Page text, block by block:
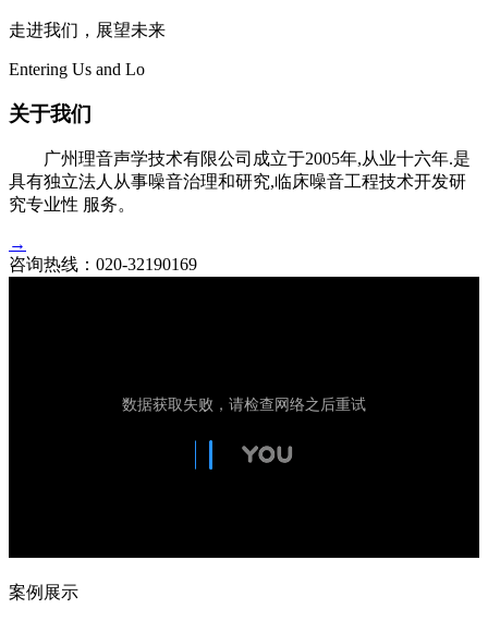
走进我们，展望未来
Entering Us and Lo
关于我们
广州理音声学技术有限公司成立于2005年,从业十六年.是
具有独立法人从事噪音治理和研究,临床噪音工程技术开发研
究专业性 服务。
→
咨询热线： 020-32190169
案例展示